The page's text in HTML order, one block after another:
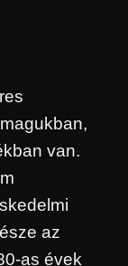
van.
az
as évek